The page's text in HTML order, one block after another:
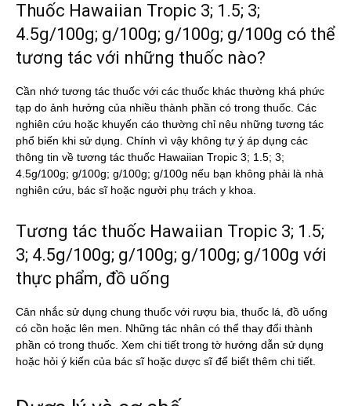
Thuốc Hawaiian Tropic 3; 1.5; 3;
4.5g/100g; g/100g; g/100g; g/100g có thể
tương tác với những thuốc nào?
Cần nhớ tương tác thuốc với các thuốc khác thường khá phức
tạp do ảnh hưởng của nhiều thành phần có trong thuốc. Các
nghiên cứu hoặc khuyến cáo thường chỉ nêu những tương tác
phổ biến khi sử dụng. Chính vì vậy không tự ý áp dụng các
thông tin về tương tác thuốc Hawaiian Tropic 3; 1.5; 3;
4.5g/100g; g/100g; g/100g; g/100g nếu bạn không phải là nhà
nghiên cứu, bác sĩ hoặc người phụ trách y khoa.
Tương tác thuốc Hawaiian Tropic 3; 1.5;
3; 4.5g/100g; g/100g; g/100g; g/100g với
thực phẩm, đồ uống
Cân nhắc sử dụng chung thuốc với rượu bia, thuốc lá, đồ uống
có cồn hoặc lên men. Những tác nhân có thể thay đổi thành
phần có trong thuốc. Xem chi tiết trong tờ hướng dẫn sử dụng
hoặc hỏi ý kiến của bác sĩ hoặc dược sĩ để biết thêm chi tiết.